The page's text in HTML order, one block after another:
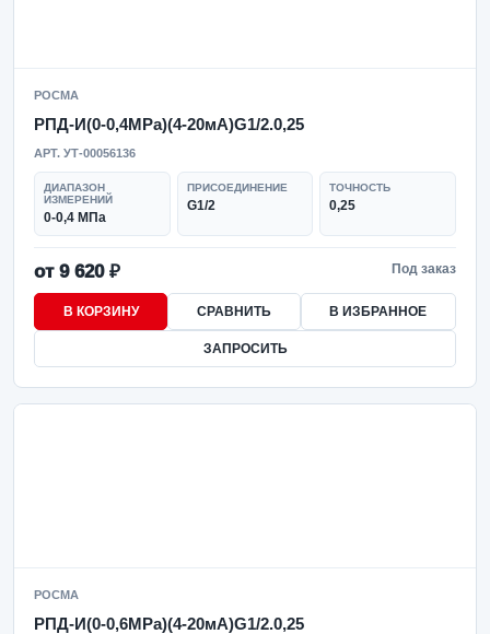
РОСМА
РПД-И(0-0,4MPa)(4-20мА)G1/2.0,25
АРТ. УТ-00056136
ДИАПАЗОН
ИЗМЕРЕНИЙ
0-0,4 МПа
ПРИСОЕДИНЕНИЕ
G1/2
ТОЧНОСТЬ
0,25
от 9 620 ₽ Под заказ
В КОРЗИНУ СРАВНИТЬ В ИЗБРАННОЕ
ЗАПРОСИТЬ
РОСМА
РПД-И(0-0,6MPa)(4-20мА)G1/2.0,25